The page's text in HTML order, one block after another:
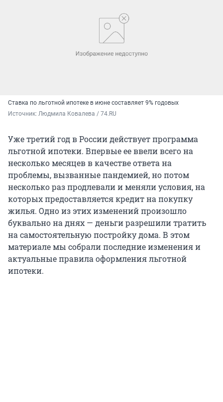
Ставка по льготной ипотеке в июне составляет 9% годовых
Источник: Людмила Ковалева / 74.RU
Уже третий год в России действует программа
льготной ипотеки. Впервые ее ввели всего на
несколько месяцев в качестве ответа на
проблемы, вызванные пандемией, но потом
несколько раз продлевали и меняли условия, на
которых предоставляется кредит на покупку
жилья. Одно из этих изменений произошло
буквально на днях — деньги разрешили тратить
на самостоятельную постройку дома. В этом
материале мы собрали последние изменения и
актуальные правила оформления льготной
ипотеки.